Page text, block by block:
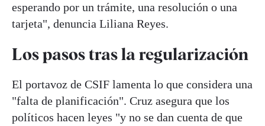
esperando por un trámite, una resolución o una
tarjeta", denuncia Liliana Reyes.
Los pasos tras la regularización
El portavoz de CSIF lamenta lo que considera una
"falta de planificación". Cruz asegura que los
políticos hacen leyes "y no se dan cuenta de que